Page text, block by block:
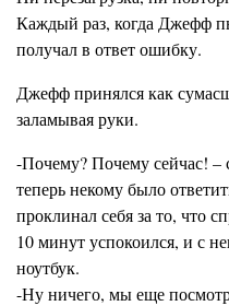
Каждый раз, когда Джефф
получал в ответ ошибку.
Джефф принялся как
заламывая руки.
-Почему? Почему сейчас! –
теперь некому было
проклинал себя за то, что
10 минут успокоился, и с
ноутбук.
-Ну ничего, мы еще